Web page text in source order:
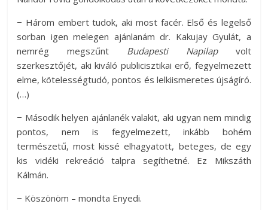
− Három embert tudok, aki most facér. Első és legelső
sorban igen melegen ajánlanám dr. Kakujay Gyulát, a
nemrég megszűnt Budapesti Napilapvolt
szerkesztőjét, aki kiváló publicisztikai erő, fegyelmezett
elme, kötelességtudó, pontos és lelkiismeretes újságíró.
(…)
− Második helyen ajánlanék valakit, aki ugyan nem mindig
pontos, nem is fegyelmezett, inkább bohém
természetű, most kissé elhagyatott, beteges, de egy
kis vidéki rekreáció talpra segíthetné. Ez Mikszáth
Kálmán.
− Köszönöm – mondta Enyedi.